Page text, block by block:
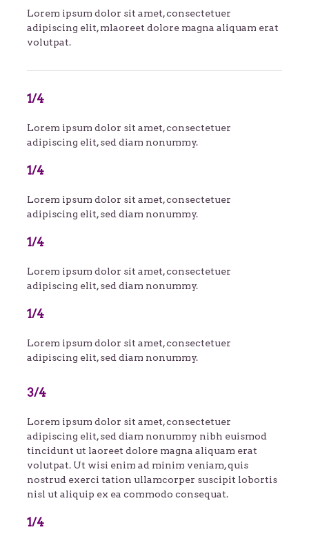
Lorem ipsum dolor sit amet, consectetuer
adipiscing elit, mlaoreet dolore magna aliquam erat
volutpat.
1/4
Lorem ipsum dolor sit amet, consectetuer
adipiscing elit, sed diam nonummy.
1/4
Lorem ipsum dolor sit amet, consectetuer
adipiscing elit, sed diam nonummy.
1/4
Lorem ipsum dolor sit amet, consectetuer
adipiscing elit, sed diam nonummy.
1/4
Lorem ipsum dolor sit amet, consectetuer
adipiscing elit, sed diam nonummy.
3/4
Lorem ipsum dolor sit amet, consectetuer
adipiscing elit, sed diam nonummy nibh euismod
tincidunt ut laoreet dolore magna aliquam erat
volutpat. Ut wisi enim ad minim veniam, quis
nostrud exerci tation ullamcorper suscipit lobortis
nisl ut aliquip ex ea commodo consequat.
1/4